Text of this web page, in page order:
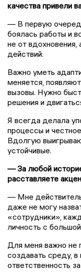
качества привели
— В первую
боялась работы и
не от
действий.
Важно уметь
меняется,
вызовы. Нужно
решения и
Я всегда делала
процессы и
Вдолгую
устойчивые.
— За любой
расставляете
— Мне
даже не могу
«сотрудники»,
личность с
Для меня важно не
создавать среду,
ответственность